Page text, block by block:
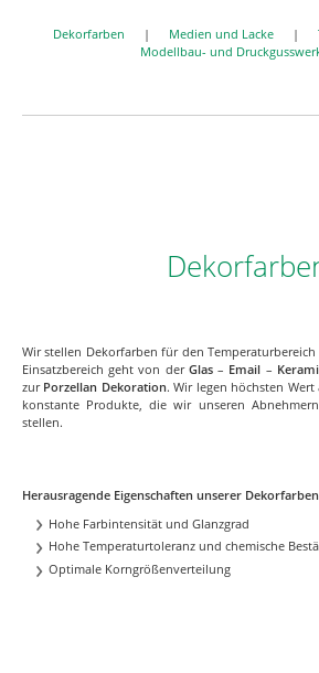
Dekorfarben | Medien und Lacke |
Modellbau- und
Wir stellen Dekorfarben für den Temperaturbereich
Einsatzbereich geht von der Glas– Email –
zur Porzellan Dekoration. Wir legen höchsten
konstante Produkte, die wir unseren
stellen.
Herausragende Eigenschaften unserer
Hohe Farbintensität und Glanzgrad
Hohe Temperaturtoleranz und chemische
Optimale Korngrößenverteilung